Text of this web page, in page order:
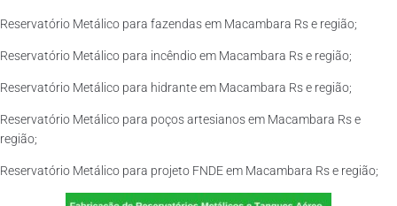
Reservatório Metálico para fazendas em Macambara Rs e região;
Reservatório Metálico para incêndio em Macambara Rs e região;
Reservatório Metálico para hidrante em Macambara Rs e região;
Reservatório Metálico para poços artesianos em Macambara Rs e
região;
Reservatório Metálico para projeto FNDE em Macambara Rs e região;